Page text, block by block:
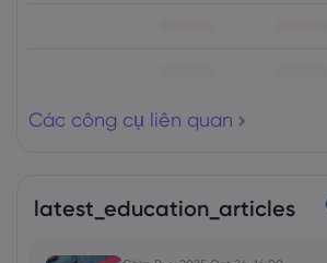
Các công cụ liên quan
latest_education_articles